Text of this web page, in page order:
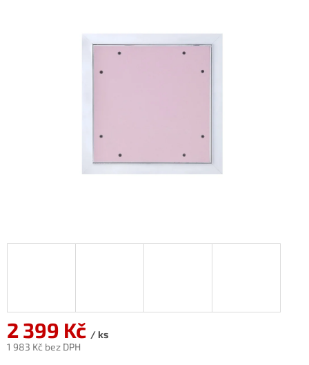
2 399 Kč / ks
1 983 Kč bez DPH